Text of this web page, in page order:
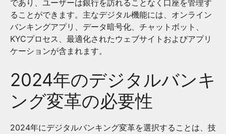
であり、ユーザーは銀行を訪れることなく口座を管理す
ることができます。主なデジタル機能には、オンライン
バンキングアプリ、データ暗号化、チャットボット、
KYCプロセス、最適化されたウェブサイトおよびアプリ
ケーションが含まれます。
2024年のデジタルバンキ
ング変革の必要性
2024年にデジタルバンキング変革を選択することは、技